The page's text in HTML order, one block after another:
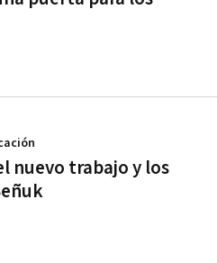
nuevo trabajo y los